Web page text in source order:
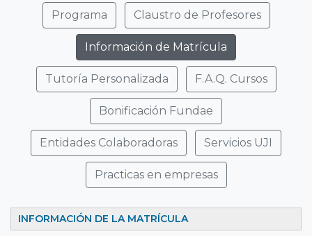
Programa Claustro de Profesores
Información de Matrícula
Tutoría Personalizada F.A.Q. Cursos
Bonificación Fundae
Entidades Colaboradoras Servicios UJI
Practicas en empresas
INFORMACIÓN DE LA MATRÍCULA